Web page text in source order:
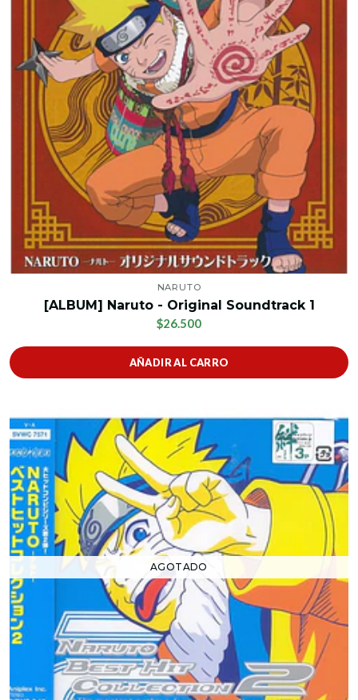
NARUTO
[ALBUM] Naruto - Original Soundtrack 1
$26.500
AÑADIR AL CARRO
AGOTADO